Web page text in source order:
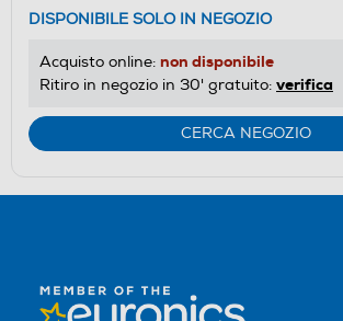
DISPONIBILE SOLO IN NEGOZIO
Acquisto online: non disponibile
Ritiro in negozio in 30' gratuito: verifica
CERCA NEGOZIO